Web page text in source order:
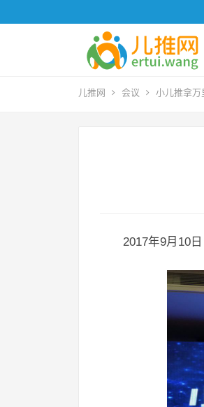
儿推网 会议 小儿推拿万
2017年9月10